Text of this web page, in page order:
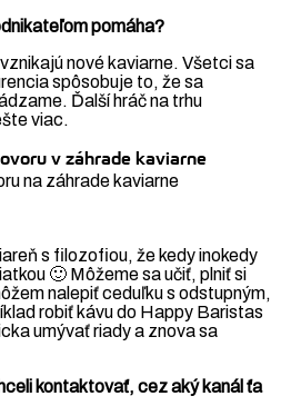
pomáha?
nové kaviarne. Všetci sa
spôsobuje to, že sa
Ďalší hráč na trhu
viac.
na záhrade kaviarne
s filozofiou, že kedy inokedy
🙂 Môžeme sa učiť, plniť si
nalepiť ceduľku s odstupným,
robiť kávu do Happy Baristas
umývať riady a znova sa
kontaktovať, cez aký kanál ťa